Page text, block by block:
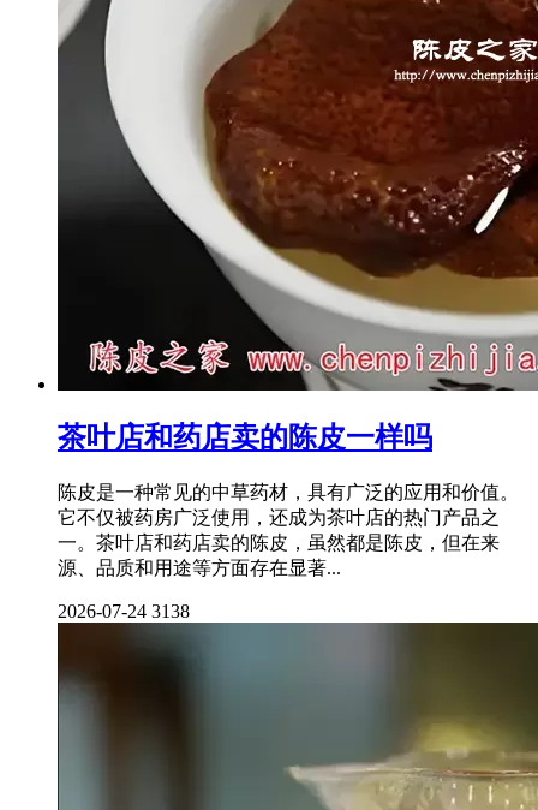
茶叶店和药店卖的陈皮一样吗
陈皮是一种常见的中草药材，具有广泛的应用和价值。
它不仅被药房广泛使用，还成为茶叶店的热门产品之
一。茶叶店和药店卖的陈皮，虽然都是陈皮，但在来
源、品质和用途等方面存在显著...
2026-07-24 3138